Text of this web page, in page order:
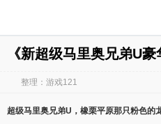
《新超级马里奥兄弟U
整理：游戏121
超级马里奥兄弟U ， 橡栗平原那只粉色的